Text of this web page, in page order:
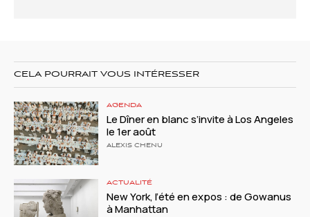
CELA POURRAIT VOUS INTÉRESSER
AGENDA
Le Dîner en blanc s’invite à Los Angeles
le 1er août
ALEXIS CHENU
ACTUALITÉ
New York, l’été en expos : de Gowanus
à Manhattan